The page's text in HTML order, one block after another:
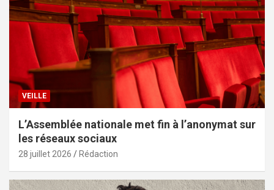
VEILLE
L’Assemblée nationale met fin à l’anonymat sur
les réseaux sociaux
28 juillet 2026 Rédaction